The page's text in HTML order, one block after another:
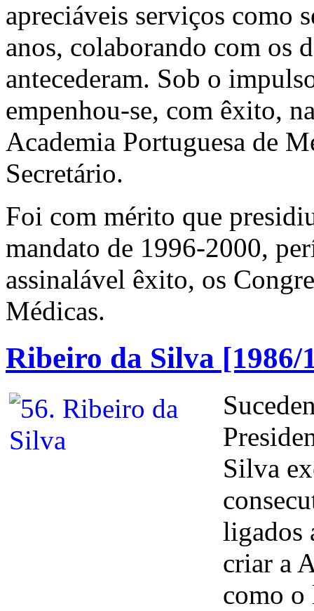
apreciáveis serviços como
anos, colaborando com os
antecederam. Sob o
empenhou-se, com êxito,
Academia Portuguesa de
Secretário.
Foi com mérito que
mandato de 1996-2000,
assinalável êxito, os
Médicas.
Ribeiro da Silva [1986/
Silva
ligados
criar a
como o